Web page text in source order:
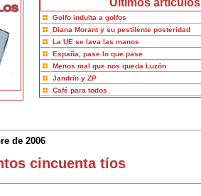
Últimos artículos
Golfo indulta a golfos
Diana Morant y su pestilente posteridad
La UE se lava las manos
España, pase lo que pase
Menos mal que nos queda Luzón
Jandrín y ZP
Café para todos
de 2006
cincuenta tíos